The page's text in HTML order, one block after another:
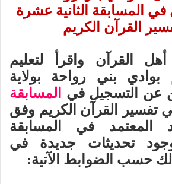
في المسابقة الثانية عشرة
القرآن الكريم
القرآن واقرأ لتعليم
بوادي بني رواحة بولاية
عن التسجيل في
المسابقة
تفسير القرآن الكريم وفق
المعتمد في المسابقة
تحديثات جديدة في
حسب الضوابط الآتية: